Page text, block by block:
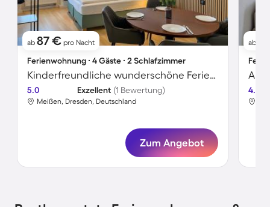
ab 87 € pro Nacht
Ferienwohnung ∙ 4 Gäste ∙ 2 Schlafzimmer
Kinderfreundliche wunderschöne Ferienwohnung | Flussblick
5.0 Exzellent (1 Bewertung)
Meißen, Dresden, Deutschland
Zum Angebot
ab
4.5